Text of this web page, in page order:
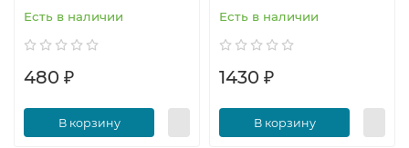
Есть в наличии
480 ₽
В корзину
Есть в наличии
1430 ₽
В корзину